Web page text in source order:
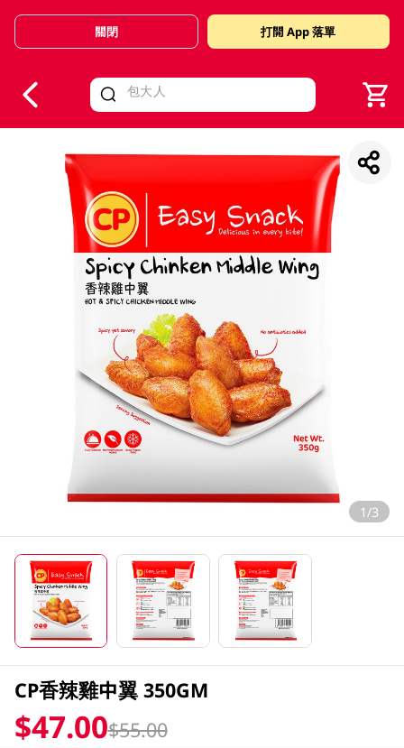
Valid Until 30 June 2026
關閉 打開 App 落單
1/3
CP香辣雞中翼 350GM
$47.00$55.00